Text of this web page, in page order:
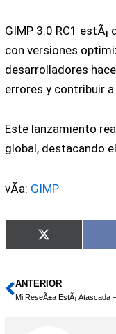
GIMP 3.0 RC1
con versiones
desarrolladores
errores y contribuir
Este lanzamiento
global, destacando
vÃ­a: GIMP
Compartir
en
X
(Twitter)
Ant
ANTERIOR
Mi ReseÃ±a EstÃ¡ Atascada